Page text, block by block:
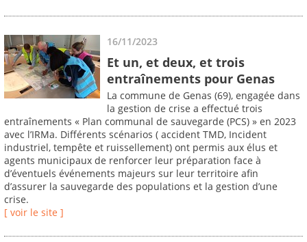
16/11/2023
Et un, et deux, et trois
entraînements pour Genas
La commune de Genas (69), engagée dans
la gestion de crise a effectué trois
entraînements « Plan communal de sauvegarde (PCS) » en 2023
avec l’IRMa. Différents scénarios ( accident TMD, Incident
industriel, tempête et ruissellement) ont permis aux élus et
agents municipaux de renforcer leur préparation face à
d’éventuels événements majeurs sur leur territoire afin
d’assurer la sauvegarde des populations et la gestion d’une
crise.
[ voir le site ]